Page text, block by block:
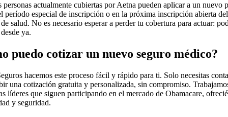
personas actualmente cubiertas por Aetna pueden aplicar a un nuevo
período especial de inscripción o en la próxima inscripción abierta del
salud. No es necesario esperar a perder tu cobertura para actuar:
ya.
puedo cotizar un nuevo seguro médico?
hacemos este proceso fácil y rápido para ti. Solo necesitas
una cotización gratuita y personalizada, sin compromiso.
líderes que siguen participando en el mercado de Obamacare,
y seguridad.